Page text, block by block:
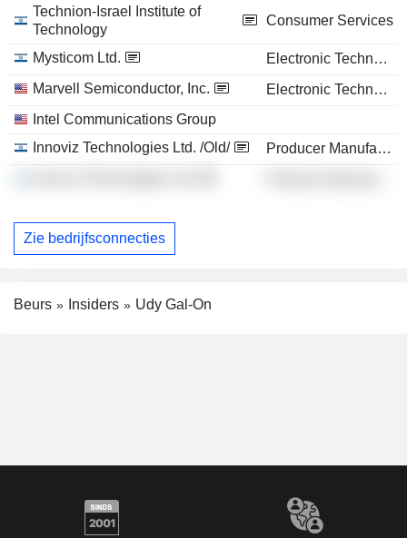
Technion-Israel Institute of
Technology
Consumer Services
Mysticom Ltd.
Electronic Technology
Marvell Semiconductor, Inc.
Electronic Technology
Intel Communications Group
Innoviz Technologies Ltd. /Old/
Producer Manufacturing
Zie bedrijfsconnecties
Beurs Insiders Udy Gal-On